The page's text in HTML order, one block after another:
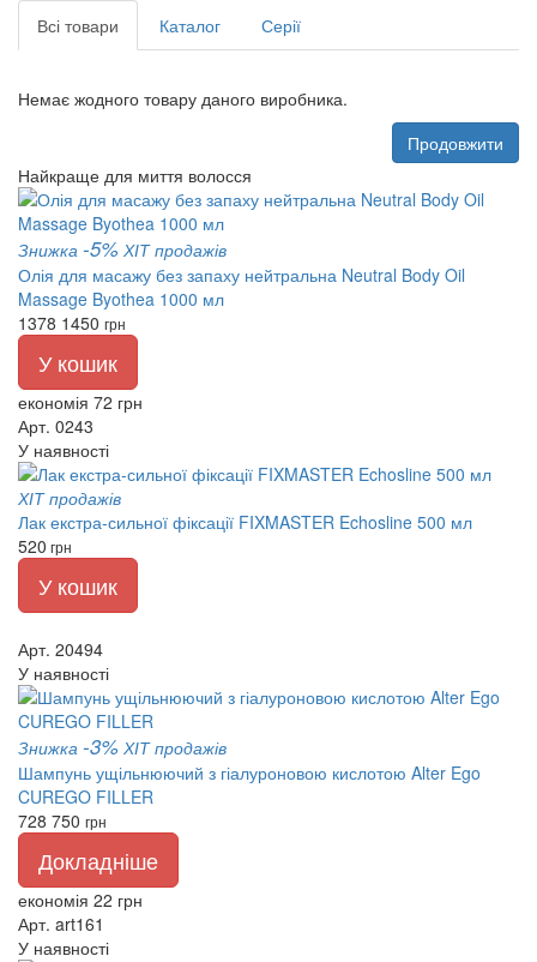
Всі товари Каталог Серії
Немає жодного товару даного виробника.
Продовжити
Найкраще для миття волосся
Знижка -5% ХІТ продажів
Олія для масажу без запаху нейтральна Neutral Body Oil
Massage Byothea 1000 мл
1378 1450 грн
У кошик
економія 72 грн
Арт. 0243
У наявності
ХІТ продажів
Лак екстра-сильної фіксації FIXMASTER Echosline 500 мл
520 грн
У кошик
Арт. 20494
У наявності
Знижка -3% ХІТ продажів
Шампунь ущільнюючий з гіалуроновою кислотою Alter Ego
CUREGO FILLER
728 750 грн
Докладніше
економія 22 грн
Арт. art161
У наявності